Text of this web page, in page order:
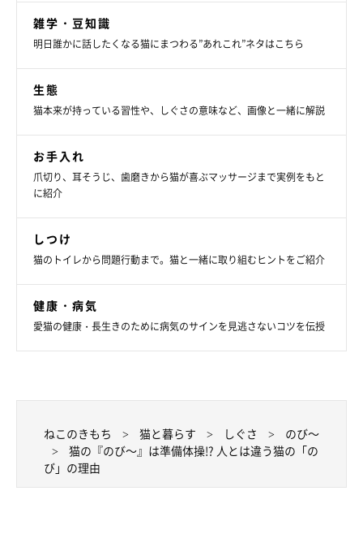
雑学・豆知識
明日誰かに話したくなる猫にまつわる”あれこれ”ネタはこちら
生態
猫本来が持っている習性や、しぐさの意味など、画像と一緒に解説
お手入れ
爪切り、耳そうじ、歯磨きから猫が喜ぶマッサージまで実例をもと
に紹介
しつけ
猫のトイレから問題行動まで。猫と一緒に取り組むヒントをご紹介
健康・病気
愛猫の健康・長生きのために病気のサインを見逃さないコツを伝授
ねこのきもち 猫と暮らす しぐさ
のび～
猫の『のび～』は準備体操!? 人とは違う猫の「の
び」の理由